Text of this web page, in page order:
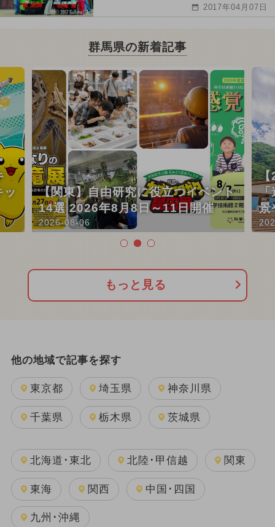
2017年04月07日
群馬県の新着記事
ッ
【関東】自由研究に役立つイベント
14選 2026年8月8日～11日開催
2026-08-06
【
「
景
もっと見る
他の地域で記事を探す
東京都 埼玉県 神奈川県
千葉県 栃木県 茨城県
北海道･東北 北陸･甲信越 関東
東海 関西 中国･四国
九州･沖縄